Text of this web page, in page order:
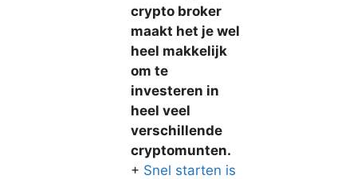
crypto broker
maakt het je wel
heel makkelijk
om te
investeren in
heel veel
verschillende
cryptomunten.
+ Snel starten is